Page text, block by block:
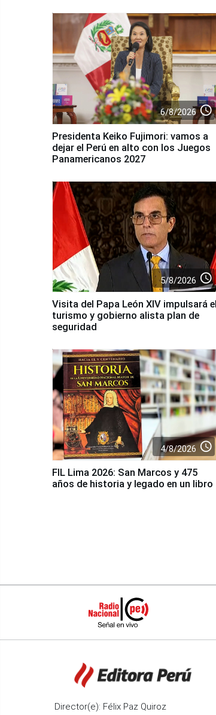
6/8/2026 access_time
Presidenta Keiko Fujimori: vamos a
dejar el Perú en alto con los Juegos
Panamericanos 2027
5/8/2026 access_time
Visita del Papa León XIV impulsará el
turismo y gobierno alista plan de
seguridad
4/8/2026 access_time
FIL Lima 2026: San Marcos y 475
años de historia y legado en un libro
Director(e): Félix Paz Quiroz